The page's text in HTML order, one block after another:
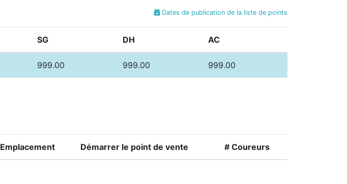
Dates de publication de la liste de points
SG DH AC
999.00 999.00 999.00
Emplacement Démarrer le point de vente # Coureurs